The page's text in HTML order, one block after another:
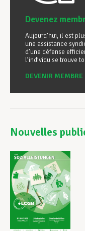
Devenez
Aujourd’hui, il est
une assistance
d’une défense
l’individu se trouve
DEVENIR MEMBRE
Nouvelles